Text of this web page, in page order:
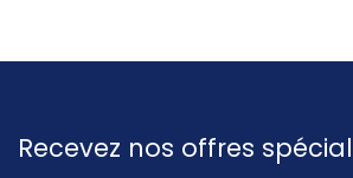
Recevez nos offres